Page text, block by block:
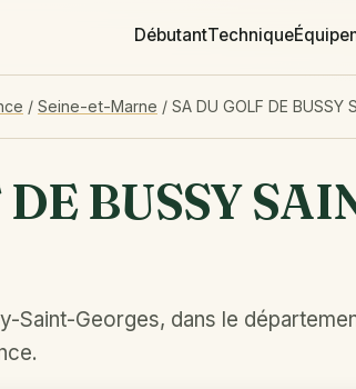
DébutantTechnique
/ Seine-et-Marne / SA DU GOLF DE BUSSY
BUSSY
Saint-Georges, dans le